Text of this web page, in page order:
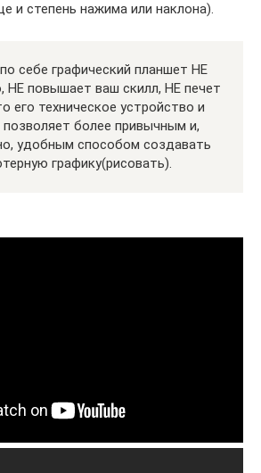
и степень нажима или наклона).
себе графический планшет НЕ
НЕ повышает ваш скилл, НЕ печет
его техническое устройство и
более привычным и,
удобным способом создавать
графику(рисовать).